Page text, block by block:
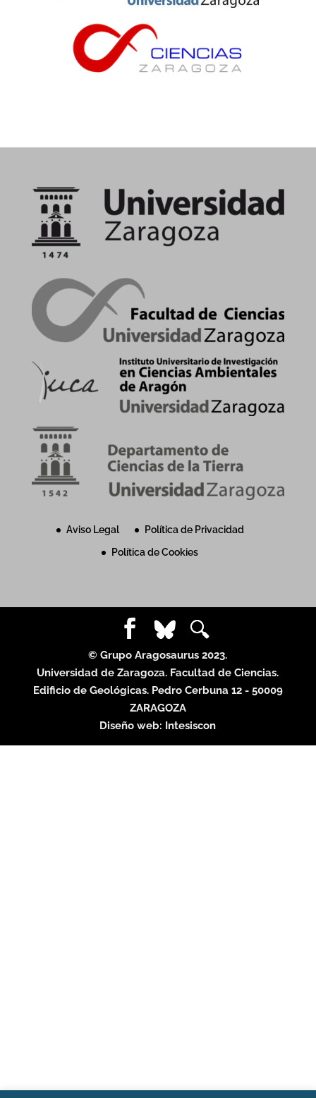
Aviso Legal
Política de Privacidad
Política de Cookies
© Grupo Aragosaurus 2023.
Universidad de Zaragoza. Facultad de Ciencias.
Edificio de Geológicas. Pedro Cerbuna 12 - 50009
ZARAGOZA
Diseño web: Intesiscon